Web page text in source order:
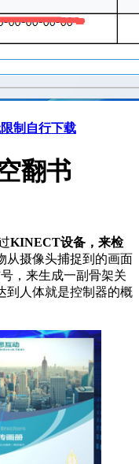
制自行下载
翻书
KINECT设备，来检
从摄像头捕捉到的画面
，来生成一副骨架关
到人体就是控制器的概